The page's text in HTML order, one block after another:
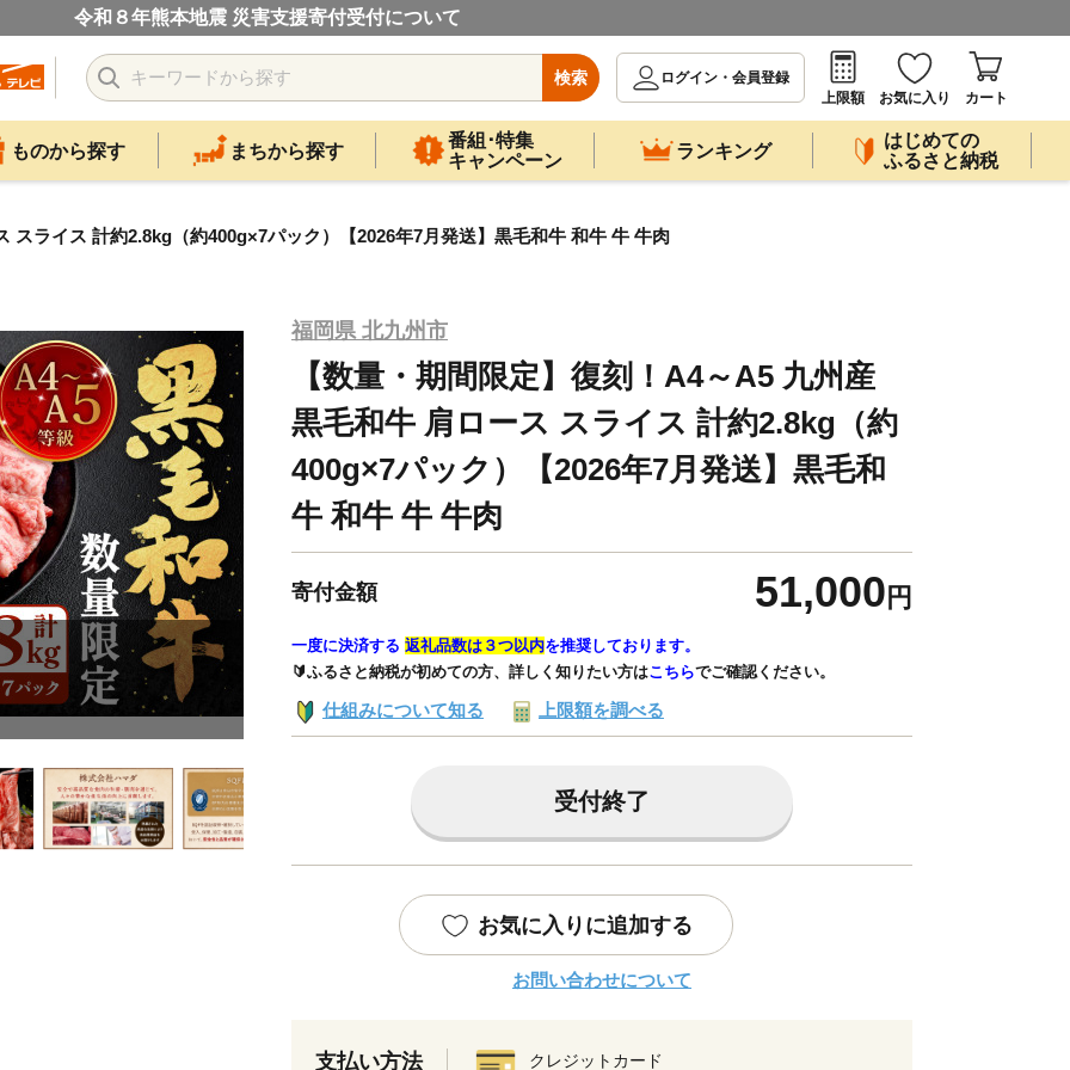
令和８年熊本地震 災害支援寄付受付について
検索
ログイン・会員登録
上限額
お気に入り カート
ものから探す まちから探す
番組･特集
キャンペーン
ランキング
はじめての
ふるさと納税
ライス 計約2.8kg（約400g×7パック）【2026年7月発送】黒毛和牛 和牛 牛 牛肉
福岡県 北九州市
【数量・期間限定】復刻！A4～A5 九州産
黒毛和牛 肩ロース スライス 計約2.8kg（約
400g×7パック）【2026年7月発送】黒毛和
牛 和牛 牛 牛肉
寄付金額 51,000 円
一度に決済する 返礼品数は３つ以内を推奨しております。
🔰ふるさと納税が初めての方、詳しく知りたい方はこちらでご確認ください。
仕組みについて知る 上限額を調べる
受付終了
お気に入りに追加する
お問い合わせについて
支払い方法 クレジットカード